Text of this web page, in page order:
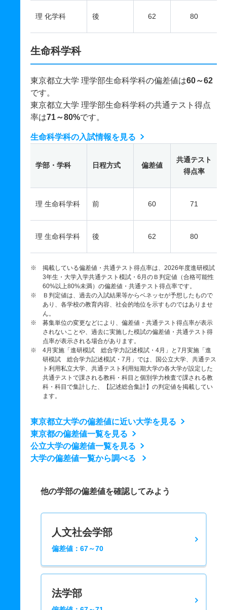
理 化学科 後 62 80
生命科学科
東京都立大学 理学部生命科学科の偏差値は60～62
です。
東京都立大学 理学部生命科学科の共通テスト得点
率は71～80%です。
生命科学科の入試情報を見る
学部・学科 日程方式 偏差値
共通テスト
得点率
理 生命科学科 前 60 71
理 生命科学科 後 62 80
※ 掲載している偏差値・共通テスト得点率は、2026年度進研模試
3年生・大学入学共通テスト模試・6月のＢ判定値（合格可能性
60%以上80%未満）の偏差値・共通テスト得点率です。
※ Ｂ判定値は、過去の入試結果等からベネッセが予想したもので
あり、各学校の教育内容、社会的地位を示すものではありませ
ん。
※ 募集単位の変更などにより、偏差値・共通テスト得点率が表示
されないことや、過去に実施した模試の偏差値・共通テスト得
点率が表示される場合があります。
※ 4月実施「進研模試 総合学力記述模試・4月」と7月実施「進
研模試 総合学力記述模試・7月」では、国公立大学、共通テス
ト利用私立大学、共通テスト利用短期大学の各大学が設定した
共通テストで課される教科・科目と個別学力検査で課される教
科・科目で集計した、【記述総合集計】の判定値を掲載してい
ます。
東京都立大学の偏差値に近い大学を見る
東京都の偏差値一覧を見る
公立大学の偏差値一覧を見る
大学の偏差値一覧から調べる
他の学部の偏差値を確認してみよう
人文社会学部
偏差値：67～70
法学部